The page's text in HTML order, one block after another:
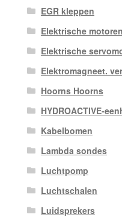
EGR kleppen
Elektrische motoren
Elektrische
Elektromagneet.
Hoorns Hoorns
HYDROACTIVE-
Kabelbomen
Lambda sondes
Luchtpomp
Luchtschalen
Luidsprekers